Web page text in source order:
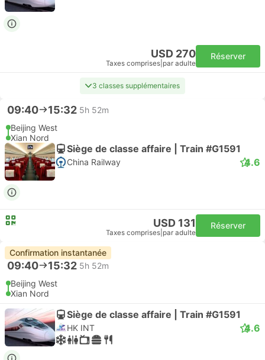
USD 270
Taxes comprises par adulte
Réserver
3 classes supplémentaires
09:40 15:32 5h 52m
Beijing West
Xian Nord
Siège de classe affaire | Train #G1591
China Railway 4.6
USD 131
Taxes comprises par adulte
Réserver
Confirmation instantanée
09:40 15:32 5h 52m
Beijing West
Xian Nord
Siège de classe affaire | Train #G1591
HK INT 4.6